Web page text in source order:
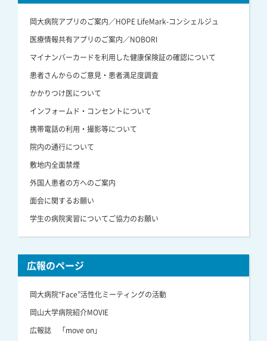
岡大病院アプリのご案内／HOPE LifeMark-コンシェルジュ
医療情報共有アプリのご案内／NOBORI
マイナンバーカードを利用した健康保険証の確認について
患者さんからのご意見・患者満足度調査
かかりつけ医について
インフォームド・コンセントについて
携帯電話の利用・撮影等について
院内の通行について
敷地内全面禁煙
外国人患者の方へのご案内
面会に関するお願い
学生の病院実習についてご協力のお願い
広報のページ
岡大病院“Face”活性化ミーティングの活動
岡山大学病院紹介MOVIE
広報誌 「move on」